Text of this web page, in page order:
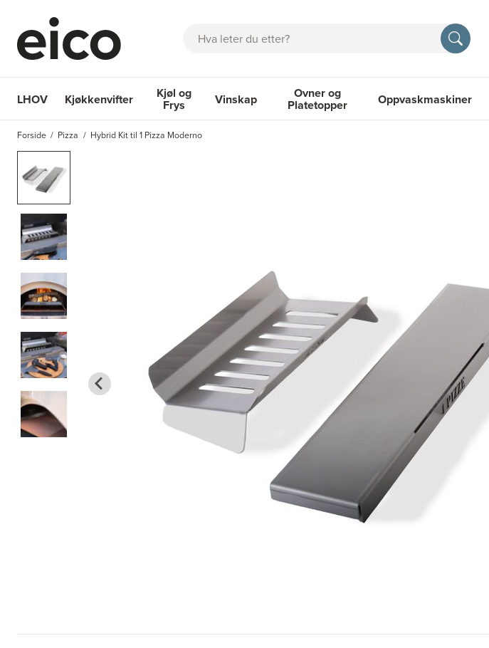
Søk
LHOV Kjøkkenvifter
Kjøkkenvifter
Kjøl og
Frys
Kjøl og Frys
Vinskap Ovner og
Platetopper Oppvaskmaskiner
Forside Pizza Hybrid Kit til 1 Pizza Moderno